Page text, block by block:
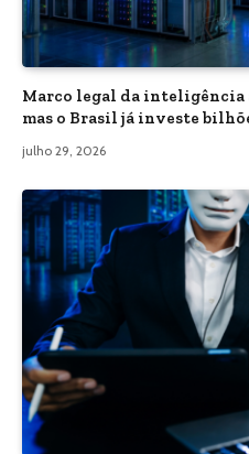
Marco legal da
mas o Brasil já investe
julho 29, 2026